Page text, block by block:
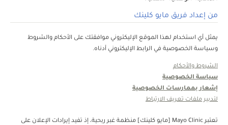
من إعداد فريق مايو كلينك
يمثل أي استخدام لهذا الموقع الإليكتروني موافقتك على الأحكام والشروط
وسياسة الخصوصية في الرابط الإليكتروني أدناه.
الشروط والأحكام
سياسة الخصوصية
إشعار بممارسات الخصوصية
لتدبير ملفات تعريف الارتباط
تعتبر Mayo Clinic [مايو كلينك] منظمة غبر ربحية، إذ تفيد إيرادات الإعلان على